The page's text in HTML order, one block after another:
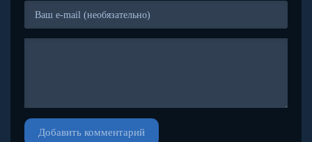
Добавить комментарий